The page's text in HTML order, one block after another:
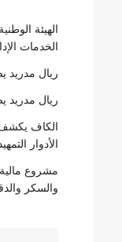
الهيئة
الخدمات
ريال مدريد
ريال مدريد
الكاف
الأدوار
والسكر